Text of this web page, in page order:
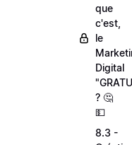
que
c'est,
le
Digital
? 🤔
💵
8.3 -